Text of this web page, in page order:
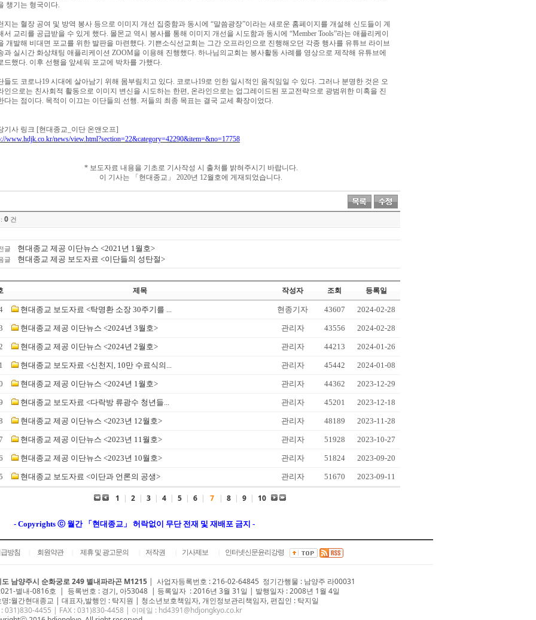
챙기는 형국이다.
지는 혈장 공여 및 방역 봉사 등으로 이미지 개선 집중함과 동시에 “말씀광장”이라는 새로운 홈페이지를 개설해 신도들이 계
서 교리를 공급받을 수 있게 했다. 몰몬교 역시 봉사를 통해 이미지 개선을 시도함과 동시에 “Member Tools”라는 애플리케이
개발해 비대면 포교를 위한 발판을 마련했다. 기쁜소식선교회는 그간 오프라인으로 진행해오던 각종 행사를 유튜브 라이브
과 실시간 화상채팅 애플리케이션 ZOOM을 이용해 진행했다. 하나님의교회는 봉사활동 사례를 영상으로 제작해 유튜브에
드했다. 이후 선행을 앞세워 포교에 박차를 가했다.
들도 코로나19 시대에 살아남기 위해 몸부림치고 있다. 코로나19로 인한 일시적인 움직임일 수 있다. 그러나 분명한 것은 오
인으로는 친사회적 활동으로 이미지 변신을 시도하는 한편, 온라인으로는 업그레이드된 포교전략으로 광범위한 미혹을 진
다는 점이다. 목적이 이끄는 이단들의 선행. 저들의 최종 목표는 결국 교세 확장이었다.
기사 링크 [현대종교 이단 온앤오프]
www.hdjk.co.kr/news/view.html?section=22&category=42290&item=&no=17758
* 보도자료 내용을 기초로 기사작성 시 출처를 밝혀주시기 바랍니다.
이 기사는
「 현대종교 」 2020년 12월호에 게재되었습니다.
0 건
글 현대종교 제공 이단뉴스 <2021년 1월호>
글 현대종교 제공 보도자료 <이단들의 성탄절>
제목 작성자 조회 등록일
현대종교 보도자료 <탁명환 소장 30주기를 ... 현종기자 43607 2024-02-28
현대종교 제공 이단뉴스 <2024년 3월호> 관리자 43556 2024-02-28
현대종교 제공 이단뉴스 <2024년 2월호> 관리자 44213 2024-01-26
현대종교 보도자료 <신천지, 10만 수료식의... 관리자 45442 2024-01-08
현대종교 제공 이단뉴스 <2024년 1월호> 관리자 44362 2023-12-29
현대종교 보도자료 <다락방 류광수 청년들... 관리자 45201 2023-12-18
현대종교 제공 이단뉴스 <2023년 12월호> 관리자 48189 2023-11-28
현대종교 제공 이단뉴스 <2023년 11월호> 관리자 51928 2023-10-27
현대종교 제공 이단뉴스 <2023년 10월호> 관리자 51824 2023-09-20
현대종교 보도자료 <이단과 언론의 공생> 관리자 51670 2023-09-11
1 | 2 | 3 | 4 | 5 | 6 | 7 | 8 | 9 | 10
- Copyrights ⓒ 월간 「현대종교」 허락없이 무단 전재 및 재배포 금지 -
방침 회원약관 제휴 및 광고문의 저작권 기사제보 인터넷신문윤리강령
도 남양주시 순화궁로 249 별내파라곤 M1215 | 사업자등록번호 : 216-02-64845 정기간행물 : 남양주 라00031
별내-0816호 | 등록번호 : 경기, 아53048 | 등록일자 : 2016년 3월 31일 | 발행일자 : 2008년 1월 4일
명:월간현대종교 | 대표자,발행인 : 탁지원 | 청소년보호책임자, 개인정보관리책임자, 편집인 : 탁지일
031)830-4455 | FAX : 031)830-4458 | 이메일 : hd4391@hdjongkyo.co.kr